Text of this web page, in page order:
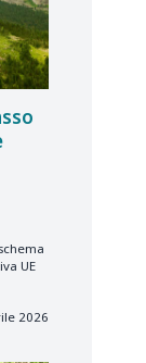
UE
2026